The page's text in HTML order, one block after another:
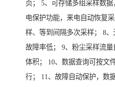
页； 5、可存储多组采样数
电保护功能，来电自动恢复
样、等到间隔多次采样； 8、
故障率低； 9、粉尘采样流
体积； 10、数据查询可按文
行； 11、故障自动保护，数